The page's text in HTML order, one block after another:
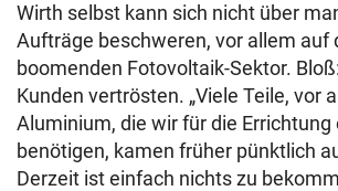
Wirth selbst kann sich nicht über
Aufträge beschweren, vor allem auf
boomenden Fotovoltaik-Sektor.
Kunden vertrösten. „Viele Teile, vor
Aluminium, die wir für die Errichtung
benötigen, kamen früher pünktlich
Derzeit ist einfach nichts zu